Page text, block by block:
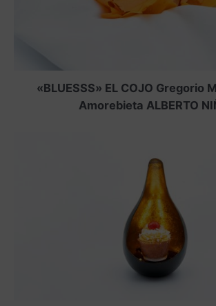
«BLUESSS» EL COJO Gregorio
Amorebieta ALBERTO